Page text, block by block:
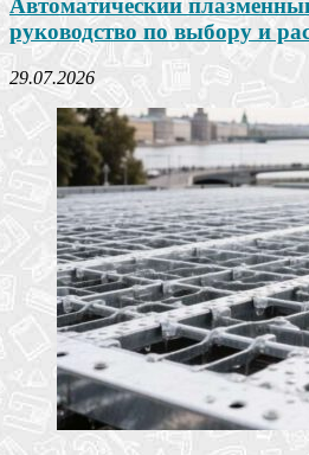
Автоматический
руководство по выбору и
29.07.2026